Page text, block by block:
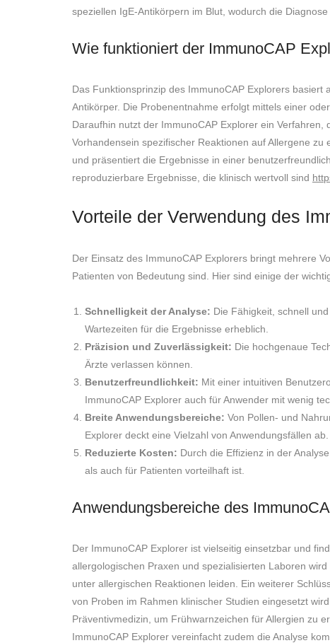
speziellen IgE-Antikörpern im Blut, wodurch die
Wie funktioniert der ImmunoCAP
Das Funktionsprinzip des ImmunoCAP Explorers
Antikörper. Die Probenentnahme erfolgt mittels einer
Daraufhin nutzt der ImmunoCAP Explorer ein
Vorhandensein spezifischer Reaktionen auf Allergene
und präsentiert die Ergebnisse in einer
reproduzierbare Ergebnisse, die klinisch wertvoll sind
Vorteile der Verwendung des
Der Einsatz des ImmunoCAP Explorers bringt mehrere
Patienten von Bedeutung sind. Hier sind einige der
Schnelligkeit der Analyse: Die Fähigkeit, schnell
Wartezeiten für die Ergebnisse erheblich.
Präzision und Zuverlässigkeit: Die hochgenaue
Ärzte verlassen können.
Benutzerfreundlichkeit: Mit einer intuitiven
ImmunoCAP Explorer auch für Anwender mit wenig
Breite Anwendungsbereiche: Von Pollen- und
Explorer deckt eine Vielzahl von Anwendungsfällen ab.
Reduzierte Kosten: Durch die Effizienz in der
als auch für Patienten vorteilhaft ist.
Anwendungsbereiche des
Der ImmunoCAP Explorer ist vielseitig einsetzbar und
allergologischen Praxen und spezialisierten Laboren
unter allergischen Reaktionen leiden. Ein weiterer
von Proben im Rahmen klinischer Studien eingesetzt
Präventivmedizin, um Frühwarnzeichen für Allergien zu
ImmunoCAP Explorer vereinfacht zudem die Analyse